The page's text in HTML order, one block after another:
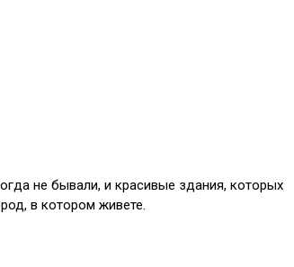
не бывали, и красивые здания, которых
в котором живете.